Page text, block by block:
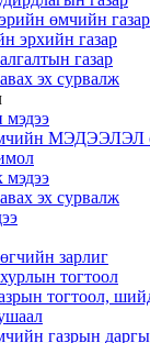
өмчийн газар
эрхийн газар
газар
эх сурвалж
мэдээ
МЭДЭЭЛЭЛ
мэдээ
эх сурвалж
зарлиг
тогтоол
тогтоол,
газрын